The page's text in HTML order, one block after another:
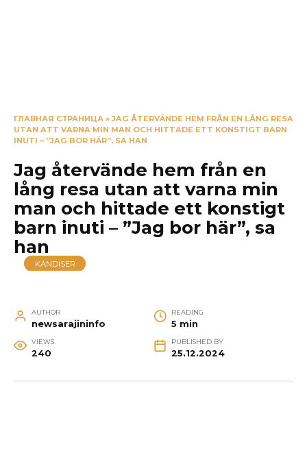
ГЛАВНАЯ СТРАНИЦА »JAG ÅTERVÄNDE HEM FRÅN EN LÅNG RESA
UTAN ATT VARNA MIN MAN OCH HITTADE ETT KONSTIGT BARN
INUTI – ”JAG BOR HÄR”, SA HAN
Jag återvände hem från en
lång resa utan att varna min
man och hittade ett konstigt
barn inuti – ”Jag bor här”, sa
han
KÄNDISER
AUTHOR
newsarajininfo
READING
5 min
VIEWS
240
PUBLISHED BY
25.12.2024